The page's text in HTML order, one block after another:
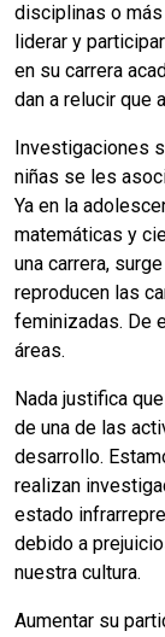
disciplinas o más
liderar y
en su carrera
dan a relucir que
Investigaciones
niñas se les
Ya en la
matemáticas y
una carrera,
reproducen las
feminizadas. De
áreas.
Nada justifica
de una de las
desarrollo.
realizan
estado
debido a
nuestra cultura.
Aumentar su